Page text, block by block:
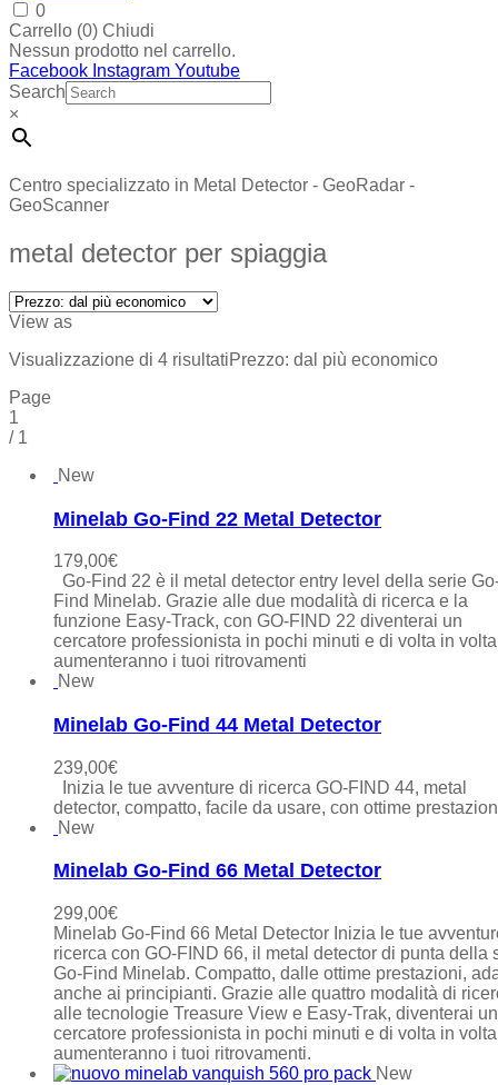
0
Carrello (0) Chiudi
Nessun prodotto nel carrello.
Facebook Instagram Youtube
Search
×
Centro specializzato in Metal Detector - GeoRadar -
GeoScanner
metal detector per spiaggia
View as
Visualizzazione di 4 risultatiPrezzo: dal più economico
Page
1
/ 1
New
Minelab Go-Find 22 Metal Detector
179,00€
Go-Find 22 è il metal detector entry level della serie
Find Minelab. Grazie alle due modalità di ricerca e la
funzione Easy-Track, con GO-FIND 22 diventerai un
cercatore professionista in pochi minuti e di volta in volta
aumenteranno i tuoi ritrovamenti
New
Minelab Go-Find 44 Metal Detector
239,00€
Inizia le tue avventure di ricerca GO-FIND 44, metal
detector, compatto, facile da usare, con ottime
New
Minelab Go-Find 66 Metal Detector
299,00€
Minelab Go-Find 66 Metal Detector Inizia le tue
ricerca con GO-FIND 66, il metal detector di punta della
Go-Find Minelab. Compatto, dalle ottime prestazioni,
anche ai principianti. Grazie alle quattro modalità di
alle tecnologie Treasure View e Easy-Trak, diventerai un
cercatore professionista in pochi minuti e di volta in volta
aumenteranno i tuoi ritrovamenti.
New